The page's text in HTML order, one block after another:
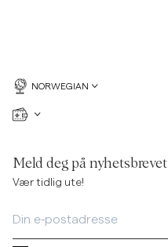
NORWEGIAN
Meld deg på nyhetsbrevet
Vær tidlig ute!